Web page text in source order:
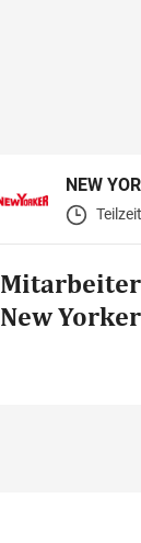
NEW
New Yorker